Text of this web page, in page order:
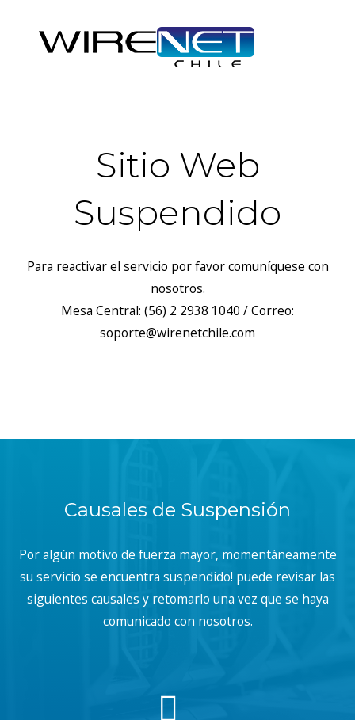
Sitio Web
Suspendido
Para reactivar el servicio por favor comuníquese con
nosotros.
Mesa Central: (56) 2 2938 1040 / Correo:
soporte@wirenetchile.com
Causales de Suspensión
Por algún motivo de fuerza mayor, momentáneamente
su servicio se encuentra suspendido! puede revisar las
siguientes causales y retomarlo una vez que se haya
comunicado con nosotros.